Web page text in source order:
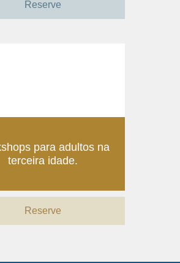
Reserve
para adultos na
terceira idade.
Reserve